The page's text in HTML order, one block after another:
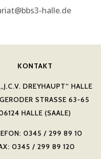
halle.de
KONTAKT
DREYHAUPT“ HALLE
STRASSE 63-65
HALLE (SAALE)
0345 / 299 89 10
0345 / 299 89 120